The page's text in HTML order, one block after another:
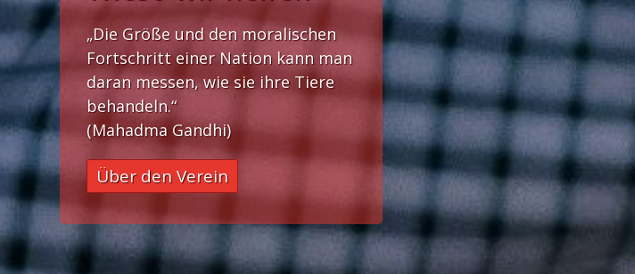
„Die Größe und den moralischen
Fortschritt einer Nation kann man
daran messen, wie sie ihre Tiere
behandeln.“
(Mahadma Gandhi)
Über den Verein